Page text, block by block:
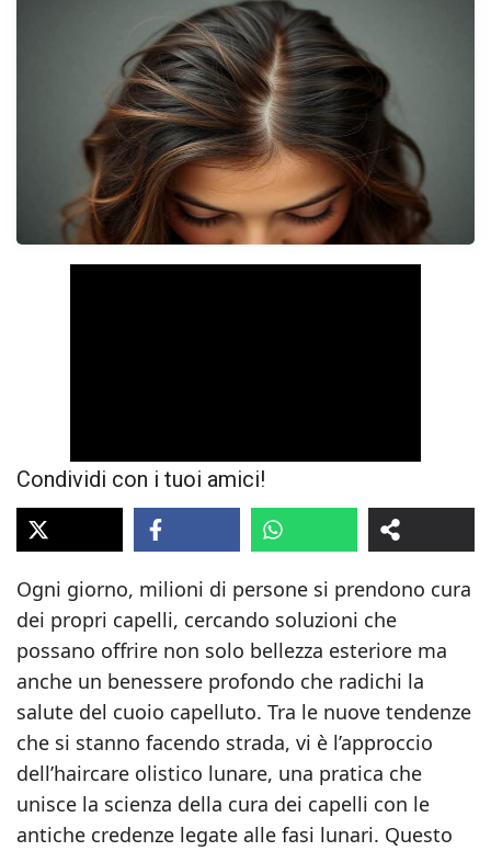
Condividi con i tuoi amici!
Ogni giorno, milioni di persone si prendono cura
dei propri capelli, cercando soluzioni che
possano offrire non solo bellezza esteriore ma
anche un benessere profondo che radichi la
salute del cuoio capelluto. Tra le nuove tendenze
che si stanno facendo strada, vi è l’approccio
dell’haircare olistico lunare, una pratica che
unisce la scienza della cura dei capelli con le
antiche credenze legate alle fasi lunari. Questo